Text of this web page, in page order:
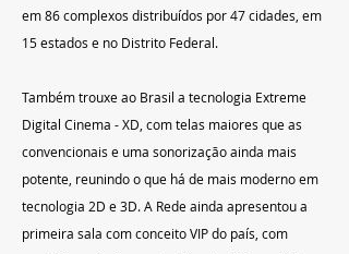
em 86 complexos distribuídos por 47 cidades, em
15 estados e no Distrito Federal.
Também trouxe ao Brasil a tecnologia Extreme
Digital Cinema - XD, com telas maiores que as
convencionais e uma sonorização ainda mais
potente, reunindo o que há de mais moderno em
tecnologia 2D e 3D. A Rede ainda apresentou a
primeira sala com conceito VIP do país, com